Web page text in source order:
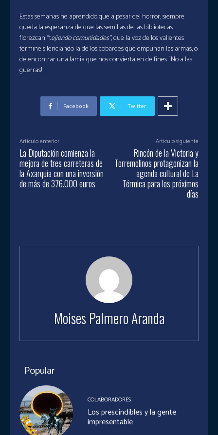
Estas semanas he aprendido que a pesar del horror, siempre
queda la esperanza de que las semillas de las bibliotecas
florezcan “tejiendo comunidades”, que la voz de los valientes
termine silenciando la de los cobardes que empuñan las armas, o
de encontrar una lamia que nos convierta en delfines. ¡No a las
guerras!
Facebook Twitter
Artículo anterior
La Diputación comienza la
mejora de tres carreteras de
la Axarquía con una inversión
de más de 376.000 euros
Artículo siguiente
Rincón de la Victoria y
Torremolinos protagonizan la
agenda cultural de La
Térmica para los próximos
días
Moises Palmero Aranda
Popular
COLABORADORES
Los prescindibles y la gente
impresentable